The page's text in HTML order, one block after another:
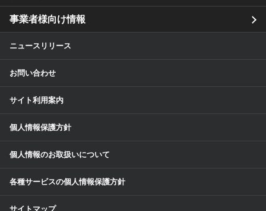
事業者様向け情報
ニュースリリース
お問い合わせ
サイト利用案内
個人情報保護方針
個人情報のお取扱いについて
各種サービスの個人情報保護方針
サイトマップ